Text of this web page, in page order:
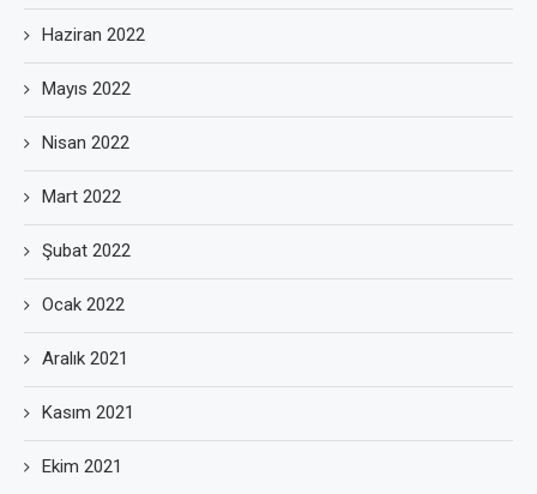
Haziran 2022
Mayıs 2022
Nisan 2022
Mart 2022
Şubat 2022
Ocak 2022
Aralık 2021
Kasım 2021
Ekim 2021